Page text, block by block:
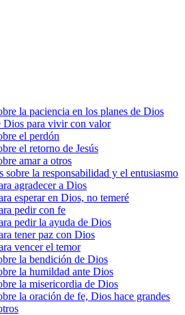
la paciencia en los planes de Dios
Dios para vivir con valor
el perdón
el retorno de Jesús
amar a otros
sobre la responsabilidad y el entusiasmo
agradecer a Dios
esperar en Dios, no temeré
pedir con fe
pedir la ayuda de Dios
tener paz con Dios
vencer el temor
la bendición de Dios
la humildad ante Dios
la misericordia de Dios
la oración de fe, Dios hace grandes